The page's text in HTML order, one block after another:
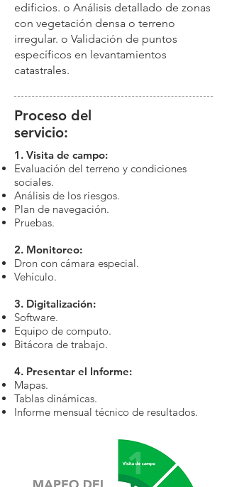
edificios. o Análisis detallado de zonas
con vegetación densa o terreno
irregular. o Validación de puntos
específicos en levantamientos
catastrales.
Proceso del
servicio:
1. Visita de campo:
Evaluación del terreno y condiciones
sociales.
Análisis de los riesgos.
Plan de navegación.
Pruebas.
2. Monitoreo:
Dron con cámara especial.
Vehículo.
3. Digitalización:
Software.
Equipo de computo.
Bitácora de trabajo.
4. Presentar el Informe:
Mapas.
Tablas dinámicas.
Informe mensual técnico de resultados.